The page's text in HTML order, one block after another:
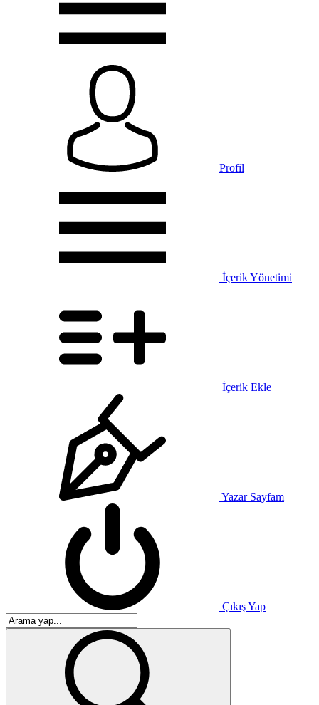
Profil
İçerik Yönetimi
İçerik Ekle
Yazar Sayfam
Çıkış Yap